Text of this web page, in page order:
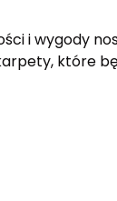
i wygody
które